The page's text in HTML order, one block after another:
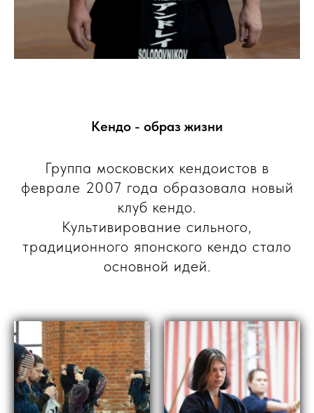
Кендо - образ жизни
Группа московских кендоистов в
феврале 2007 года образовала новый
клуб кендо.
Культивирование сильного,
традиционного японского кендо стало
основной идей.